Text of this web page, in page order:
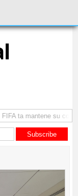
ta mantene su como
Subscribe